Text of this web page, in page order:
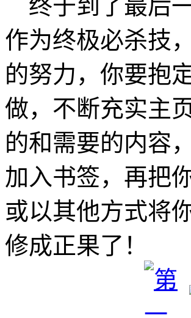
终于到了最后
作为终极必杀技
的努力，你要抱
做，不断充实主
的和需要的内容
加入书签，再把
或以其他方式将
修成正果了！